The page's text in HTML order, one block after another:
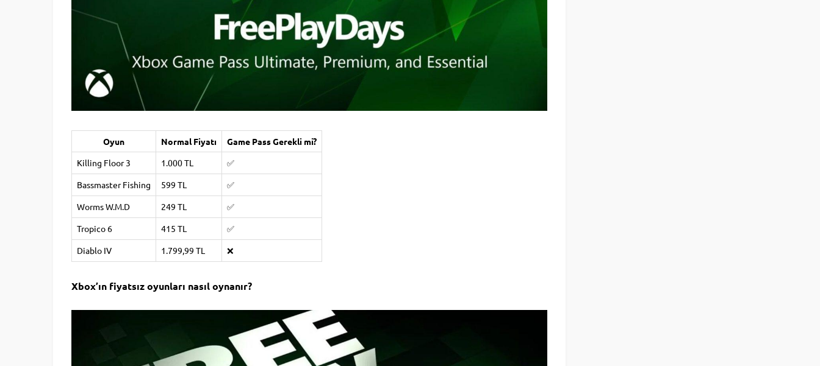
Oyun Normal Fiyatı
Game Pass Gerekli mi?
Killing Floor 3
1.000 TL
✅
Bassmaster Fishing
599 TL
✅
Worms W.M.D
249 TL
✅
Tropico 6
415 TL
✅
Diablo IV
1.799,99 TL ❌
Xbox’ın fiyatsız oyunları nasıl oynanır?